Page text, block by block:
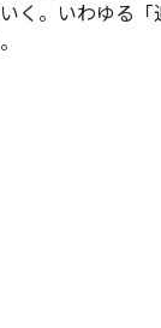
。いわゆる「